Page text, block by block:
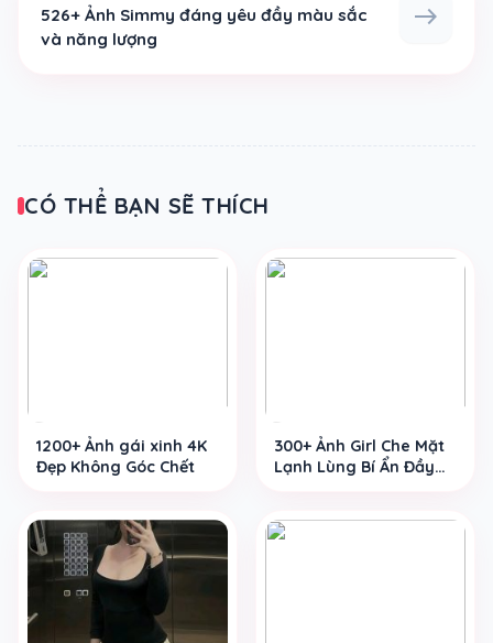
526+ Ảnh Simmy đáng yêu đầy màu sắc
và năng lượng
east
CÓ THỂ BẠN SẼ THÍCH
1200+ Ảnh gái xinh 4K
Đẹp Không Góc Chết
300+ Ảnh Girl Che Mặt
Lạnh Lùng Bí Ẩn Đầy